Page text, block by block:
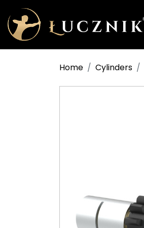
Home Cylinders